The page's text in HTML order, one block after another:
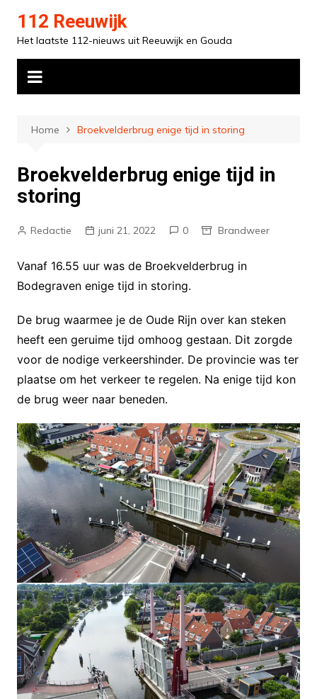
inhoud
112 Reeuwijk
Het laatste 112-nieuws uit Reeuwijk en Gouda
Home Broekvelderbrug enige tijd in storing
Broekvelderbrug enige tijd in
storing
Redactie juni 21, 2022 0 Brandweer
Vanaf 16.55 uur was de Broekvelderbrug in
Bodegraven enige tijd in storing.
De brug waarmee je de Oude Rijn over kan steken
heeft een geruime tijd omhoog gestaan. Dit zorgde
voor de nodige verkeershinder. De provincie was ter
plaatse om het verkeer te regelen. Na enige tijd kon
de brug weer naar beneden.